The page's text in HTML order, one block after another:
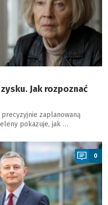
Jak rozpoznać
zaplanowaną
pokazuje, jak …
0